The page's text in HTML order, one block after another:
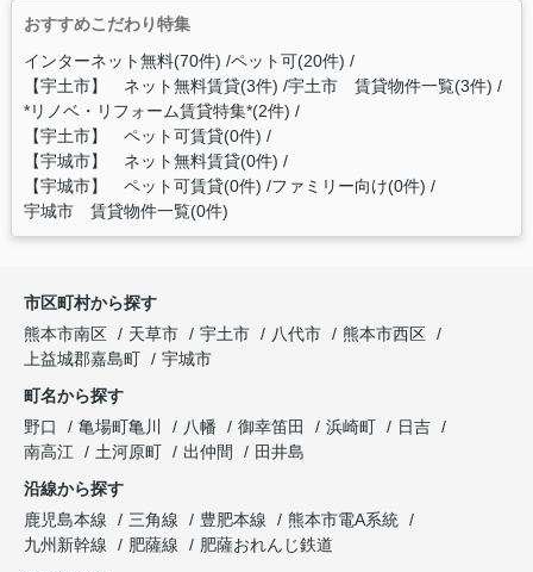
おすすめこだわり特集
インターネット無料(70件) ペット可(20件)
【宇土市】 ネット無料賃貸(3件) 宇土市 賃貸物件一覧(3件)
*リノベ・リフォーム賃貸特集*(2件)
【宇土市】 ペット可賃貸(0件)
【宇城市】 ネット無料賃貸(0件)
【宇城市】 ペット可賃貸(0件) ファミリー向け(0件)
宇城市 賃貸物件一覧(0件)
市区町村から探す
熊本市南区
天草市 宇土市 八代市
熊本市西区
上益城郡嘉島町
宇城市
町名から探す
野口
亀場町亀川 八幡 御幸笛田 浜崎町
日吉
南高江
土河原町 出仲間
田井島
沿線から探す
鹿児島本線
三角線 豊肥本線
熊本市電A系統
九州新幹線
肥薩線
肥薩おれんじ鉄道